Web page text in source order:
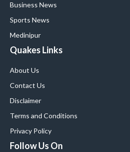
Business News
Sports News
Medinipur
Quakes Links
About Us
Contact Us
Disclaimer
Terms and Conditions
Privacy Policy
Follow Us On